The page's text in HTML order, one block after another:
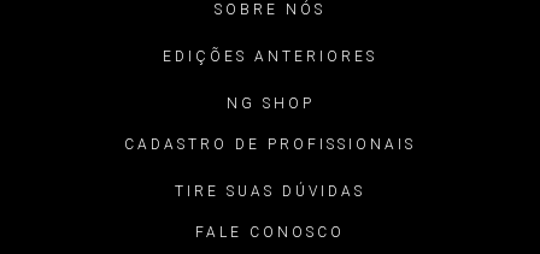
SOBRE NÓS
EDIÇÕES ANTERIORES
NG SHOP
CADASTRO DE PROFISSIONAIS
TIRE SUAS DÚVIDAS
FALE CONOSCO